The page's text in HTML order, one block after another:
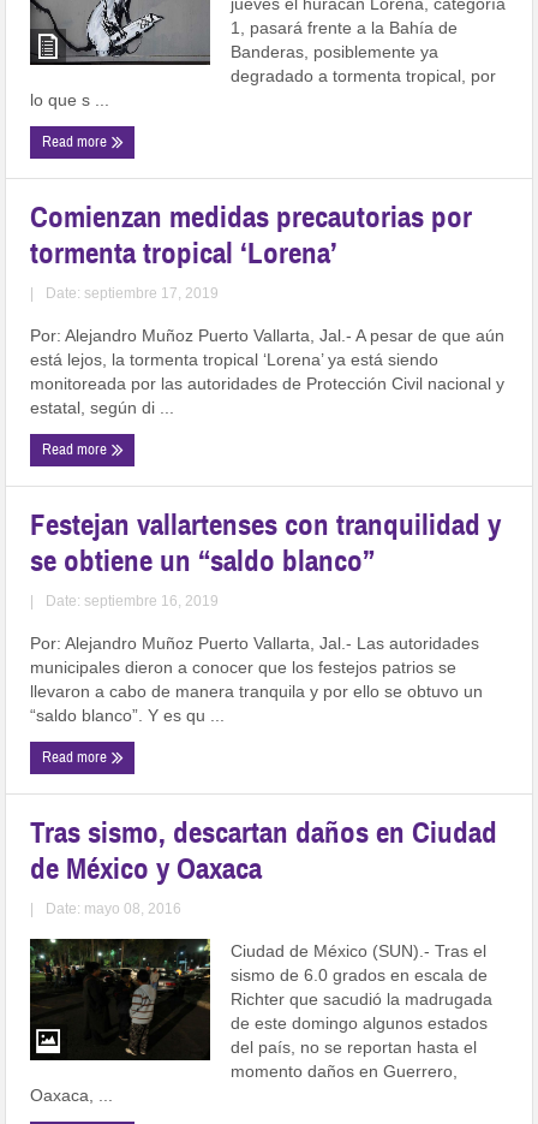
jueves el huracán Lorena, categoría
1, pasará frente a la Bahía de
Banderas, posiblemente ya
degradado a tormenta tropical, por
lo que s ...
Read more
Comienzan medidas precautorias por
tormenta tropical ‘Lorena’
Date: septiembre 17, 2019
Por: Alejandro Muñoz Puerto Vallarta, Jal.- A pesar de que aún
está lejos, la tormenta tropical ‘Lorena’ ya está siendo
monitoreada por las autoridades de Protección Civil nacional y
estatal, según di ...
Read more
Festejan vallartenses con tranquilidad y
se obtiene un “saldo blanco”
Date: septiembre 16, 2019
Por: Alejandro Muñoz Puerto Vallarta, Jal.- Las autoridades
municipales dieron a conocer que los festejos patrios se
llevaron a cabo de manera tranquila y por ello se obtuvo un
“saldo blanco”. Y es qu ...
Read more
Tras sismo, descartan daños en Ciudad
de México y Oaxaca
Date: mayo 08, 2016
Ciudad de México (SUN).- Tras el
sismo de 6.0 grados en escala de
Richter que sacudió la madrugada
de este domingo algunos estados
del país, no se reportan hasta el
momento daños en Guerrero,
Oaxaca, ...